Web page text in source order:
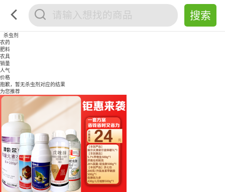
杀虫剂
农药
肥料
农具
销量
人气
价格
抱歉，暂无杀虫剂对应的结果
为您推荐